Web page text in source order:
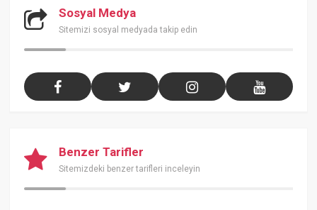
Sosyal Medya
Sitemizi sosyal medyada takip edin
Benzer Tarifler
Sitemizdeki benzer tarifleri inceleyin